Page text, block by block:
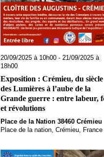
e
s
É
v
n
e
m
e
n
20/09/2025 à 10h00 - 21/09/2025 à
18h00
Exposition : Crémieu, du siècle
des Lumières à l’aube de la
Grande guerre : entre labeur,
et révolutions
Place de la Nation 38460 Crémieu
Place de la nation, Crémieu, France